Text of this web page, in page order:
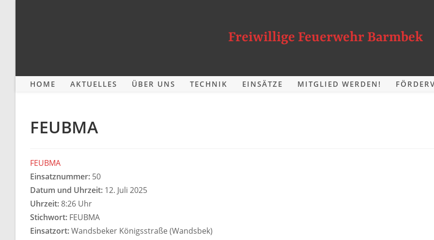
Freiwillige Feuerwehr Barmbek
HOME AKTUELLES ÜBER UNS TECHNIK EINSÄTZE MITGLIED WERDEN!
FEUBMA
FEUBMA
Einsatznummer: 50
Datum und Uhrzeit: 12. Juli 2025
Uhrzeit: 8:26 Uhr
Stichwort: FEUBMA
Einsatzort:Wandsbeker Königsstraße (Wandsbek)